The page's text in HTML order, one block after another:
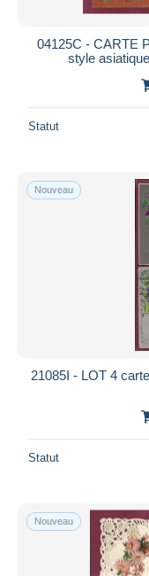
04125C - CARTE
style
Statut
Nouveau
21085I - LOT 4
Statut
Nouveau